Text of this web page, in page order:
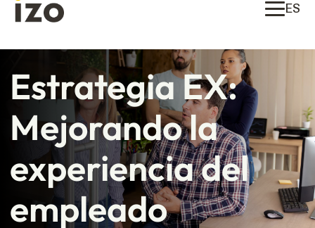
ES
Estrategia EX:
Mejorando la
experiencia del
empleado